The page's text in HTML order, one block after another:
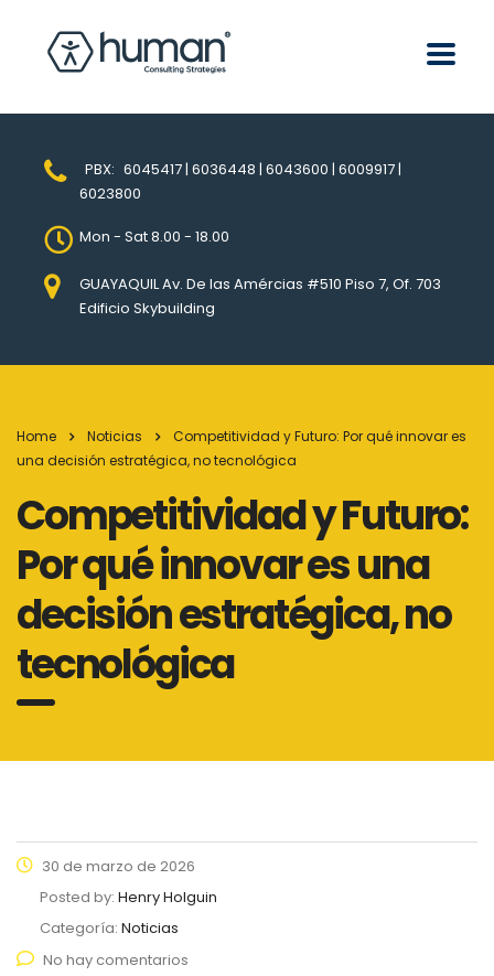
PBX: 6045417 | 6036448 | 6043600 | 6009917 |
6023800
Mon - Sat 8.00 - 18.00
GUAYAQUIL Av. De las Amércias #510 Piso 7, Of. 703
Edificio Skybuilding
Home Noticias
Competitividad y Futuro: Por qué innovar es
una decisión estratégica, no tecnológica
Competitividad y Futuro:
Por qué innovar es una
decisión estratégica, no
tecnológica
30 de marzo de 2026
Posted by: Henry Holguin
Categoría: Noticias
No hay comentarios